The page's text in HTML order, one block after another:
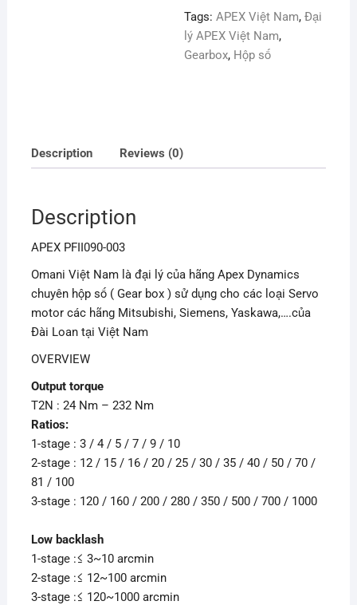
Tags:APEX Việt Nam,Đại
lý APEX Việt Nam,
Gearbox, Hộp số
Description Reviews (0)
Description
APEX PFII090-003
Omani Việt Nam là đại lý của hãng Apex Dynamics
chuyên hộp số ( Gear box ) sử dụng cho các loại Servo
motor các hãng Mitsubishi, Siemens, Yaskawa,….của
Đài Loan tại Việt Nam
OVERVIEW
Output torque
T2N : 24 Nm – 232 Nm
Ratios:
1-stage : 3 / 4 / 5 / 7 / 9 / 10
2-stage : 12 / 15 / 16 / 20 / 25 / 30 / 35 / 40 / 50 / 70 /
81 / 100
3-stage : 120 / 160 / 200 / 280 / 350 / 500 / 700 / 1000
Low backlash
1-stage :≤ 3~10 arcmin
2-stage :≤ 12~100 arcmin
3-stage :≤ 120~1000 arcmin